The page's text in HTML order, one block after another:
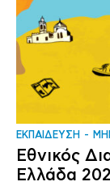
ΕΚΠΑΙΔΕΥΣΗ
Εθνικός
Ελλάδα